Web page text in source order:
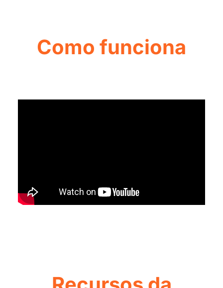
Como funciona